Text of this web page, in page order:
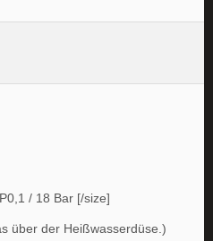
/ 18 Bar [/size]
über der Heißwasserdüse.)